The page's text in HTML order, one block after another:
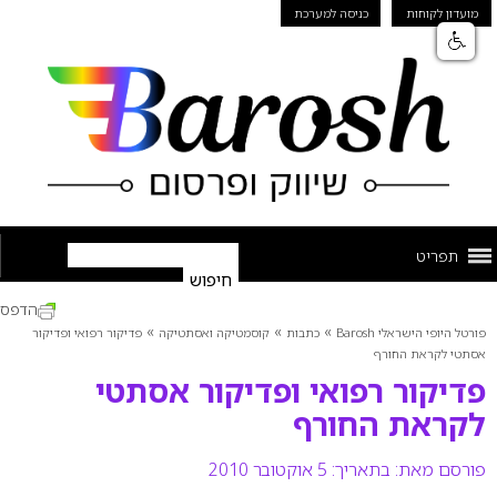
מועדון לקוחות כניסה למערכת
תפריט
פורטל היופי הישראלי Barosh » כתבות » קוסמטיקה ואסתטיקה » פדיקור רפואי ופדיקור
אסתטי לקראת החורף
פדיקור רפואי ופדיקור אסתטי
לקראת החורף
פורסם מאת: בתאריך: 5 אוקטובר 2010
הדפס